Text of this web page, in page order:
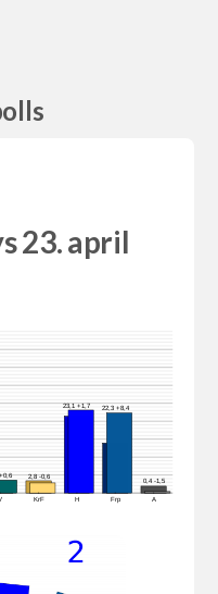
23. april
2,8 -0,6
23,1 +1,7 22,3 +8,4
0,4 -1,5
KrF H Frp A